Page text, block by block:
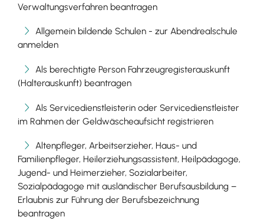
Verwaltungsverfahren beantragen
Allgemein bildende Schulen - zur Abendrealschule
anmelden
Als berechtigte Person Fahrzeugregisterauskunft
(Halterauskunft) beantragen
Als Servicedienstleisterin oder Servicedienstleister
im Rahmen der Geldwäscheaufsicht registrieren
Altenpfleger, Arbeitserzieher, Haus- und
Familienpfleger, Heilerziehungsassistent, Heilpädagoge,
Jugend- und Heimerzieher, Sozialarbeiter,
Sozialpädagoge mit ausländischer Berufsausbildung –
Erlaubnis zur Führung der Berufsbezeichnung
beantragen